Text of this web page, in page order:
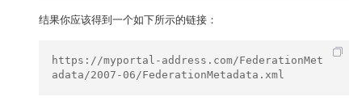
结果你应该得到一个如下所示的链接：
https://myportal-address.com/FederationMet
adata/2007-06/FederationMetadata.xml